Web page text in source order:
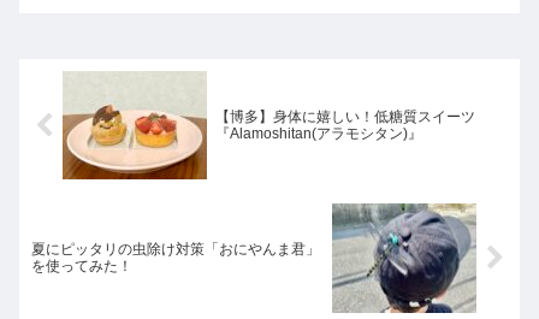
【博多】身体に嬉しい！低糖質スイーツ
『Alamoshitan(アラモシタン)』
夏にピッタリの虫除け対策「おにやんま君」
を使ってみた！